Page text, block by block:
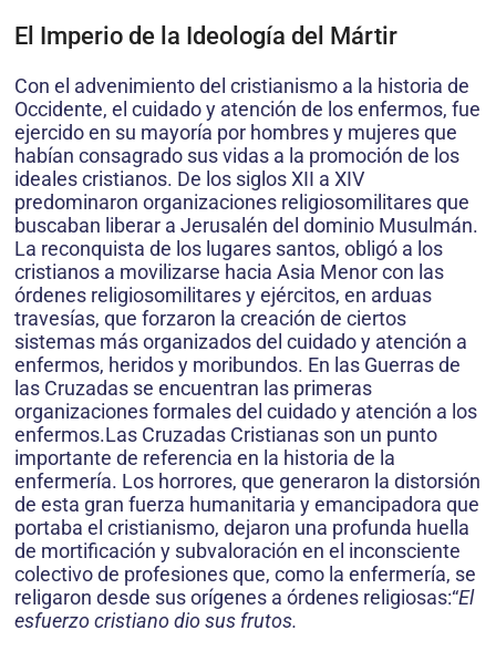
El Imperio de la Ideología del Mártir
Con el advenimiento del cristianismo a la historia de
Occidente, el cuidado y atención de los enfermos, fue
ejercido en su mayoría por hombres y mujeres que
habían consagrado sus vidas a la promoción de los
ideales cristianos. De los siglos XII a XIV
predominaron organizaciones religiosomilitares que
buscaban liberar a Jerusalén del dominio Musulmán.
La reconquista de los lugares santos, obligó a los
cristianos a movilizarse hacia Asia Menor con las
órdenes religiosomilitares y ejércitos, en arduas
travesías, que forzaron la creación de ciertos
sistemas más organizados del cuidado y atención a
enfermos, heridos y moribundos. En las Guerras de
las Cruzadas se encuentran las primeras
organizaciones formales del cuidado y atención a los
enfermos.Las Cruzadas Cristianas son un punto
importante de referencia en la historia de la
enfermería. Los horrores, que generaron la distorsión
de esta gran fuerza humanitaria y emancipadora que
portaba el cristianismo, dejaron una profunda huella
de mortificación y subvaloración en el inconsciente
colectivo de profesiones que, como la enfermería, se
religaron desde sus orígenes a órdenes religiosas:“El
esfuerzo cristiano dio sus frutos.